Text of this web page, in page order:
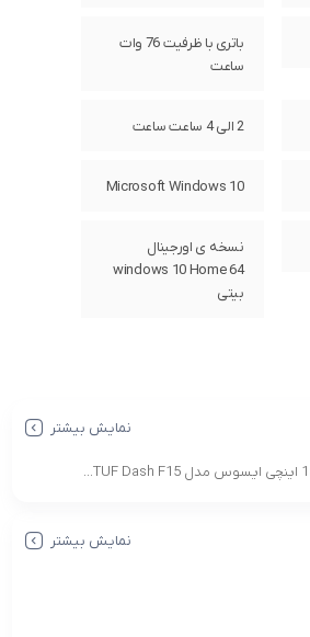
باتری با ظرفیت 76 وات
ساعت
2 الی 4 ساعت ساعت
Microsoft Windows 10
نسخه ی اورجینال
windows 10 Home 64
بیتی
نمایش بیشتر
نمایش بیشتر